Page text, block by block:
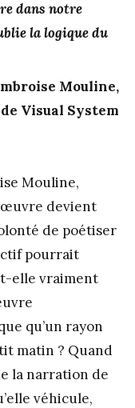
dans notre
la logique du
Mouline,
Visual System
Mouline,
devient
de poétiser
pourrait
elle vraiment
qu’un rayon
matin ? Quand
la narration de
véhicule,